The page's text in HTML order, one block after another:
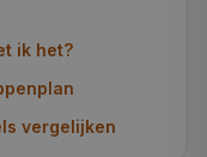
ik het?
vergelijken